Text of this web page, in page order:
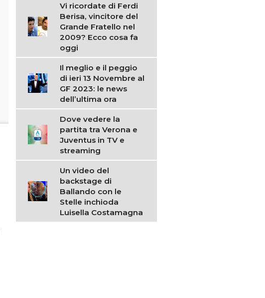
Vi ricordate di Ferdi
Berisa, vincitore del
Grande Fratello nel
2009? Ecco cosa fa
oggi
Il meglio e il peggio
di ieri 13 Novembre al
GF 2023: le news
dell’ultima ora
Dove vedere la
partita tra Verona e
Juventus in TV e
streaming
Un video del
backstage di
Ballando con le
Stelle inchioda
Luisella Costamagna